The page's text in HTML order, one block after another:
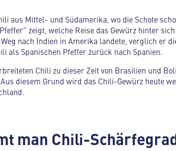
aus Mittel- und Südamerika, wo die Schote
zeigt, welche Reise das Gewürz hinter
nach Indien in Amerika landete, verglich er
als Spanischen Pfeffer zurück nach Spanien.
Chili zu dieser Zeit von Brasilien und
diesem Grund wird das Chili-Gewürz heute
man Chili-